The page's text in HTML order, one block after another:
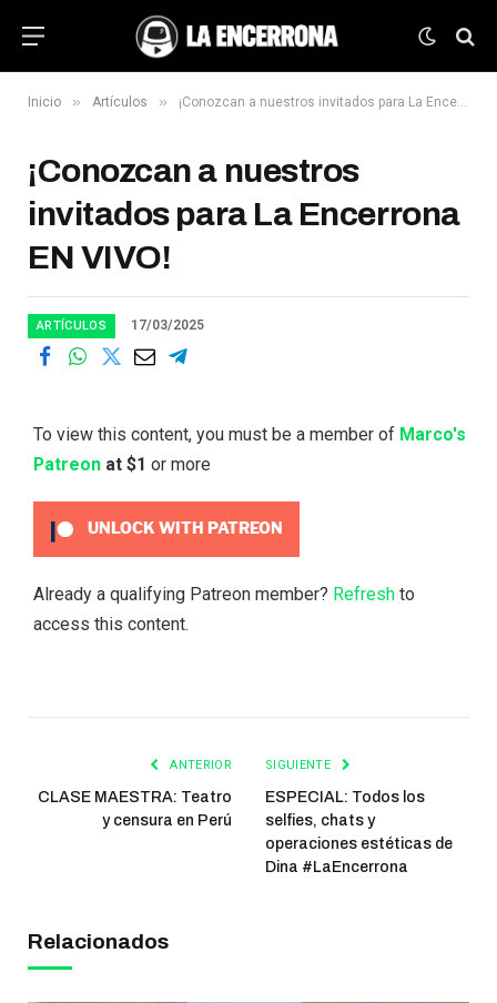
Inicio » Artículos » ¡Conozcan a nuestros invitados para La Encerrona EN VIVO!
¡Conozcan a nuestros
invitados para La Encerrona
EN VIVO!
ARTÍCULOS 17/03/2025
To view this content, you must be a member of Marco's
Patreon at $1 or more
UNLOCK WITH PATREON
Already a qualifying Patreon member? Refresh to
access this content.
ANTERIOR
CLASE MAESTRA: Teatro
y censura en Perú
SIGUIENTE
ESPECIAL: Todos los
selfies, chats y
operaciones estéticas de
Dina #LaEncerrona
Relacionados